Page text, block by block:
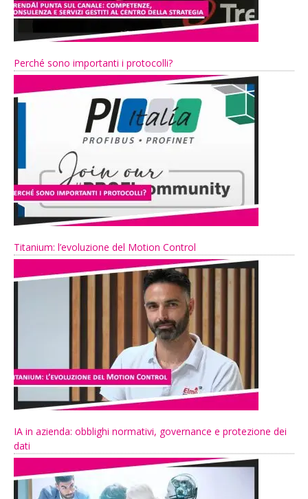
Perché sono importanti i protocolli?
Titanium: l’evoluzione del Motion Control
IA in azienda: obblighi normativi, governance e protezione dei
dati